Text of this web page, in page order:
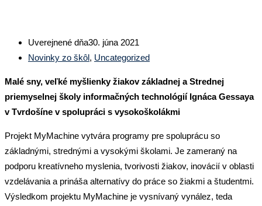
Uverejnené dňa30. júna 2021
Novinky zo škôl, Uncategorized
Malé sny, veľké myšlienky žiakov základnej a Strednej
priemyselnej školy informačných technológií Ignáca Gessaya
v Tvrdošíne v spolupráci s vysokoškolákmi
Projekt MyMachine vytvára programy pre spoluprácu so
základnými, strednými a vysokými školami. Je zameraný na
podporu kreatívneho myslenia, tvorivosti žiakov, inovácií v oblasti
vzdelávania a prináša alternatívy do práce so žiakmi a študentmi.
Výsledkom projektu MyMachine je vysnívaný vynález, teda